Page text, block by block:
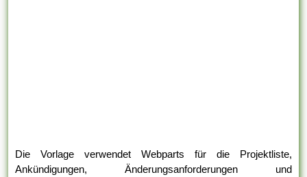
Die Vorlage verwendet Webparts für die Projektliste,
Ankündigungen, Änderungsanforderungen und